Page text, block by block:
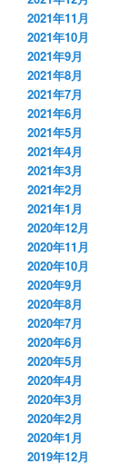
2021年11月
2021年10月
2021年9月
2021年8月
2021年7月
2021年6月
2021年5月
2021年4月
2021年3月
2021年2月
2021年1月
2020年12月
2020年11月
2020年10月
2020年9月
2020年8月
2020年7月
2020年6月
2020年5月
2020年4月
2020年3月
2020年2月
2020年1月
2019年12月